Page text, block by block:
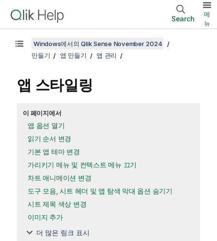
Search
메
뉴
Windows에서의 Qlik Sense November 2024
만들기
앱 만들기 앱 관리
앱 스타일링
이 페이지에서
앱 옵션 열기
읽기 순서 변경
기본 앱 테마 변경
가리키기 메뉴 및 컨텍스트 메뉴 끄기
차트 애니메이션 변경
도구 모음, 시트 헤더 및 앱 탐색 막대 옵션 숨기기
시트 제목 색상 변경
이미지 추가
더 많은 링크 표시